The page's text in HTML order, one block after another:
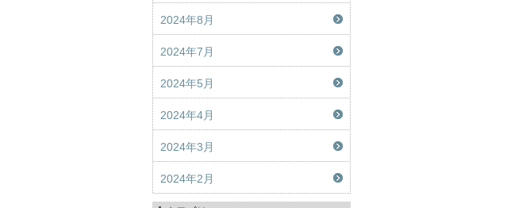
2024年8月
2024年7月
2024年5月
2024年4月
2024年3月
2024年2月